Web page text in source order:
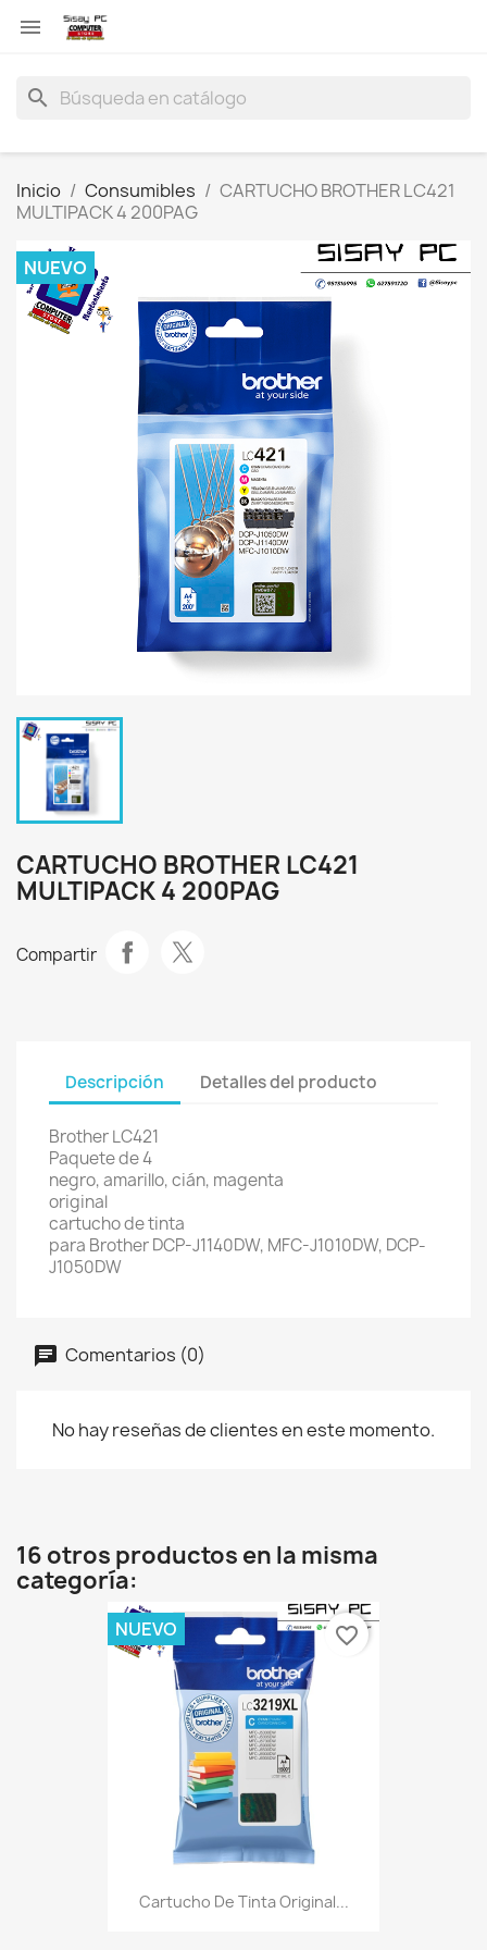

search
Inicio Consumibles
CARTUCHO BROTHER LC421
MULTIPACK 4 200PAG
NUEVO
CARTUCHO BROTHER LC421
MULTIPACK 4 200PAG
Compartir
Descripción Detalles del producto
Brother LC421
Paquete de 4
negro, amarillo, cián, magenta
original
cartucho de tinta
para Brother DCP-J1140DW, MFC-J1010DW, DCP-
J1050DW
Comentarios (0)
No hay reseñas de clientes en este momento.
16 otros productos en la misma
categoría:
Cartucho De Tinta Original...
NUEVO favorite_border